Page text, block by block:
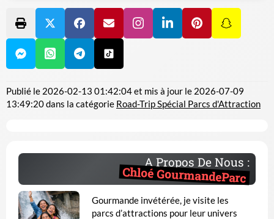
Publié le 2026-02-13 01:42:04et mis à jour le 2026-07-09
13:49:20dans la catégorie Road-Trip Spécial Parcs d'Attraction
A Propos De Nous :
Chloé GourmandeParc
Gourmande invétérée, je visite les
parcs d’attractions pour leur univers